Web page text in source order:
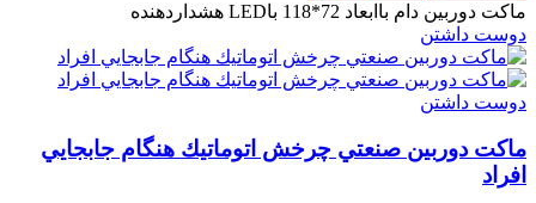
ماكت دوربين دام باابعاد 72*118 باLED هشداردهنده
دوست داشتن
دوست داشتن
ماكت دوربين صنعتي چرخش اتوماتيك هنگام جابجايي
افراد